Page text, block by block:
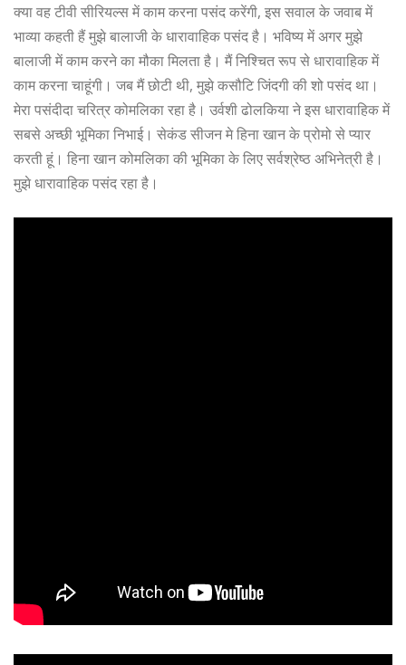
क्या वह टीवी सीरियल्स में काम करना पसंद करेंगी, इस सवाल के जवाब में
भाव्या कहती हैं मुझे बालाजी के धारावाहिक पसंद है। भविष्य में अगर मुझे
बालाजी में काम करने का मौका मिलता है। मैं निश्चित रूप से धारावाहिक में
काम करना चाहूंगी। जब मैं छोटी थी, मुझे कसौटि जिंदगी की शो पसंद था।
मेरा पसंदीदा चरित्र कोमलिका रहा है। उर्वशी ढोलकिया ने इस धारावाहिक में
सबसे अच्छी भूमिका निभाई। सेकंड सीजन मे हिना खान के प्रोमो से प्यार
करती हूं। हिना खान कोमलिका की भूमिका के लिए सर्वश्रेष्ठ अभिनेत्री है।
मुझे धारावाहिक पसंद रहा है।